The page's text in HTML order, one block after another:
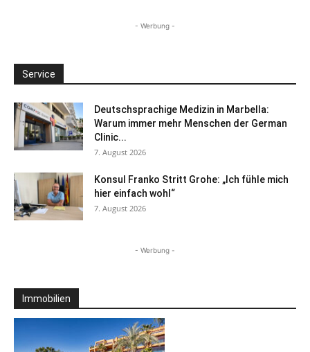
- Werbung -
Service
Deutschsprachige Medizin in Marbella:
Warum immer mehr Menschen der German
Clinic...
7. August 2026
Konsul Franko Stritt Grohe: „Ich fühle mich
hier einfach wohl“
7. August 2026
- Werbung -
Immobilien